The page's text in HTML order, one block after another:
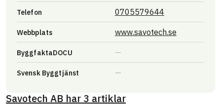
Telefon 0705579644
Webbplats www.savotech.seLänk till
ByggfaktaDOCU
Svensk Byggtjänst
Savotech AB har 3 artiklar